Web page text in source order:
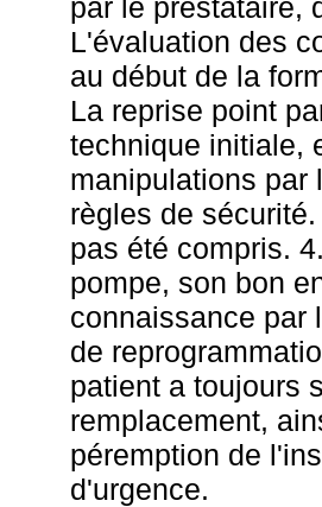
par le prestataire,
L'évaluation des
au début de la
La reprise point
technique initiale,
manipulations par
règles de
pas été compris.
pompe, son bon
connaissance par
de
patient a toujours
remplacement,
péremption de
d'urgence.